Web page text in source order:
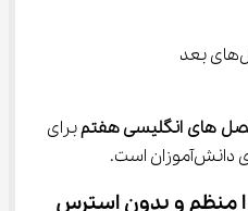
های انگلیسی هفتم برای
است.
منظم و بدون استرس